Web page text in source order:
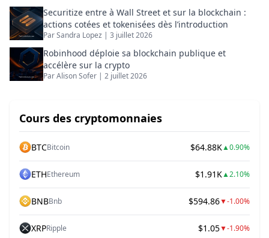
Securitize entre à Wall Street et sur la blockchain :
actions cotées et tokenisées dès l’introduction
ParSandra Lopez | 3 juillet 2026
Robinhood déploie sa blockchain publique et
accélère sur la crypto
ParAlison Sofer | 2 juillet 2026
Cours des cryptomonnaies
BTCBitcoin $64.88K▲0.90%
ETHEthereum $1.91K▲2.10%
BNBBnb $594.86▼-1.00%
XRPRipple $1.05▼-1.90%